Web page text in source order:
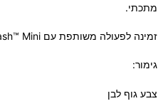
מתכתי.
זמינה לפעולה משותפת עם TWINWash™ Mini
גימור:
צבע גוף לבן